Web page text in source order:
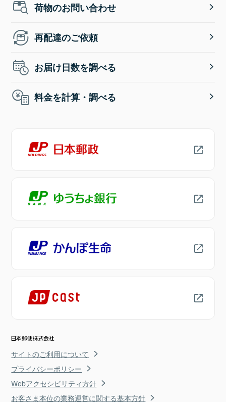
荷物のお問い合わせ
再配達のご依頼
お届け日数を調べる
料金を計算・調べる
サイトのご利用について
プライバシーポリシー
Webアクセシビリティ方針
お客さま本位の業務運営に関する基本方針